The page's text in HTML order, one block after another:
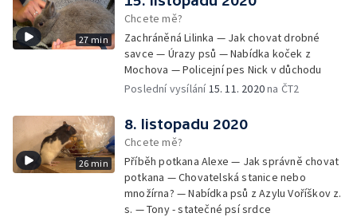
27 min
Chcete mě?
Zachráněná Lilinka — Jak chovat drobné
savce — Úrazy psů — Nabídka koček z
Mochova — Policejní pes Nick v důchodu
Poslední vysílání15. 11. 2020na ČT2
26 min
8. listopadu 2020
Chcete mě?
Příběh potkana Alexe — Jak správně chovat
potkana — Chovatelská stanice nebo
množírna? — Nabídka psů z Azylu Voříškov z.
s. — Tony - statečné psí srdce